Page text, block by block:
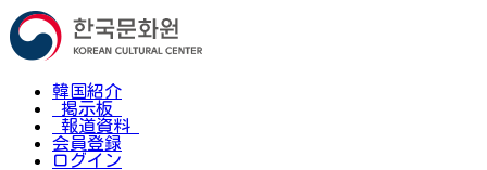
韓国紹介
掲示板
報道資料
会員登録
ログイン